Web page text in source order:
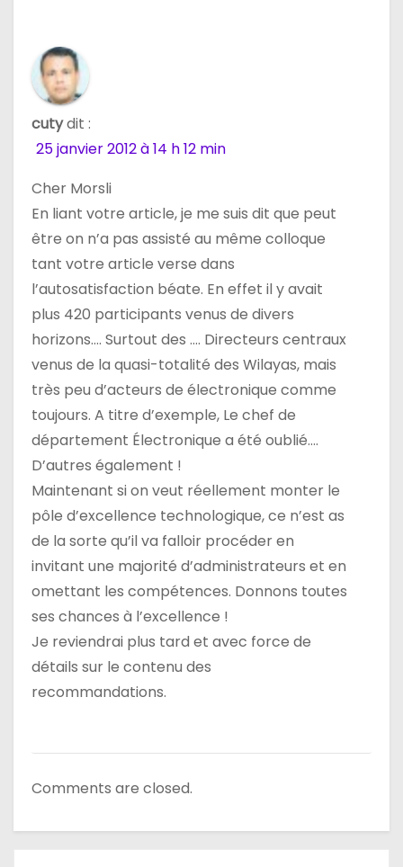
cutydit :
25 janvier 2012 à 14 h 12 min
Cher Morsli
En liant votre article, je me suis dit que peut
être on n’a pas assisté au même colloque
tant votre article verse dans
l’autosatisfaction béate. En effet il y avait
plus 420 participants venus de divers
horizons…. Surtout des …. Directeurs centraux
venus de la quasi-totalité des Wilayas, mais
très peu d’acteurs de électronique comme
toujours. A titre d’exemple, Le chef de
département Électronique a été oublié….
D’autres également !
Maintenant si on veut réellement monter le
pôle d’excellence technologique, ce n’est as
de la sorte qu’il va falloir procéder en
invitant une majorité d’administrateurs et en
omettant les compétences. Donnons toutes
ses chances à l’excellence !
Je reviendrai plus tard et avec force de
détails sur le contenu des
recommandations.
Comments are closed.